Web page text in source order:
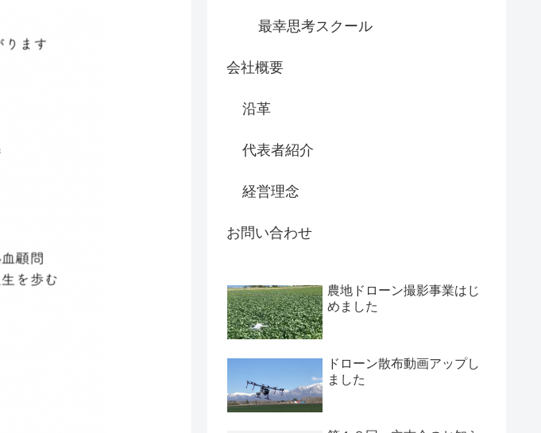
最幸思考スクール
会社概要
沿革
代表者紹介
経営理念
お問い合わせ
農地ドローン撮影事業はじ
めました
ドローン散布動画アップし
ました